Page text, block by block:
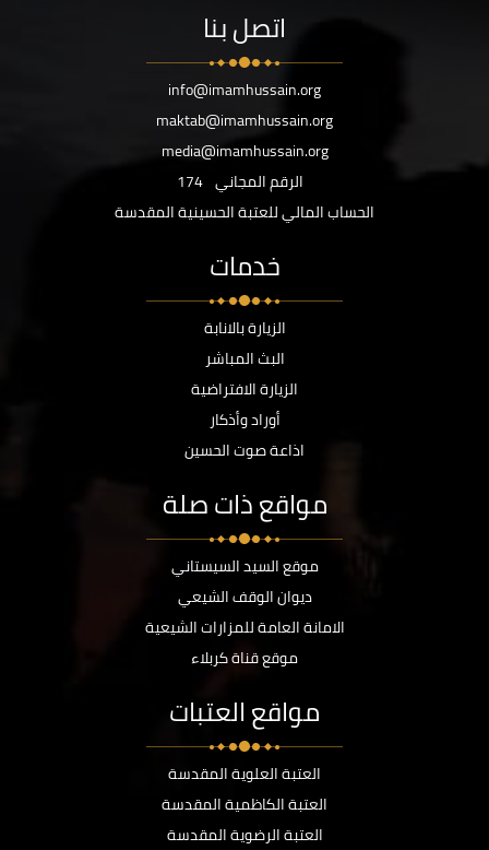
اتصل بنا
info@imamhussain.org
maktab@imamhussain.org
media@imamhussain.org
الرقم المجاني 174
الحساب المالي للعتبة الحسينية المقدسة
خدمات
الزيارة بالانابة
البث المباشر
الزيارة الافتراضية
أوراد وأذكار
اذاعة صوت الحسين
مواقع ذات صلة
موقع السيد السيستاني
ديوان الوقف الشيعي
الامانة العامة للمزارات الشيعية
موقع قناة كربلاء
مواقع العتبات
العتبة العلوية المقدسة
العتبة الكاظمية المقدسة
العتبة الرضوية المقدسة